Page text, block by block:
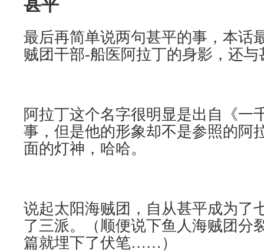
甚平
最后再简单说两句甚平的事，本话
贼团干部-船医阿拉丁的身影，还
阿拉丁这个名字很明显是出自《一
事，但是他的形象却不是参照的阿
面的灯神，哈哈。
说起太阳海贼团，自从甚平成为了
了三派。（顺便说下鱼人海贼团分
篇就埋下了伏笔……）